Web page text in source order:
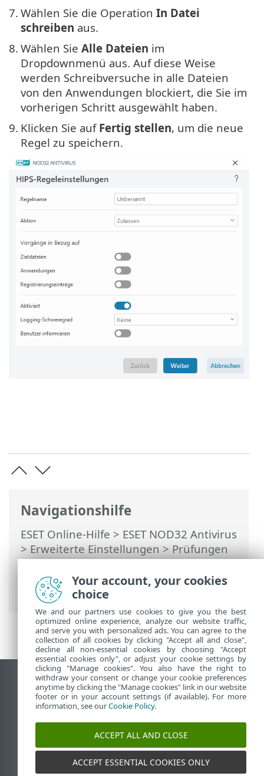
Navigationshilfe
ESET Online-Hilfe > ESET NOD32 Antivirus
> Erweiterte Einstellungen>Prüfungen
>Host Intrusion Prevention System
(HIPS)> HIPS-Regelverwaltung> HIPS-
Regeleinstellungen
7. Wählen Sie die Operation In Datei
schreiben aus.
8. Wählen Sie Alle Dateien im
Dropdownmenü aus. Auf diese Weise
werden Schreibversuche in alle Dateien
von den Anwendungen blockiert, die Sie im
vorherigen Schritt ausgewählt haben.
9. Klicken Sie auf Fertig stellen, um die neue
Regel zu speichern.
Desktop-Site anzeigen
End of Life
ESET Knowledgebase
ESET Status Portal
Regionaler Support
Your account, your cookies
choice
We and our partners use cookies to give you the best
optimized online experience, analyze our website traffic,
and serve you with personalized ads. You can agree to the
collection of all cookies by clicking "Accept all and close",
decline all non-essential cookies by choosing "Accept
essential cookies only", or adjust your cookie settings by
clicking "Manage cookies". You also have the right to
withdraw your consent or change your cookie preferences
anytime by clicking the "Manage cookies" link in our website
footer or in your account settings (if available). For more
information, see ourCookie Policy.
ACCEPT ALL AND CLOSE
ACCEPT ESSENTIAL COOKIES ONLY